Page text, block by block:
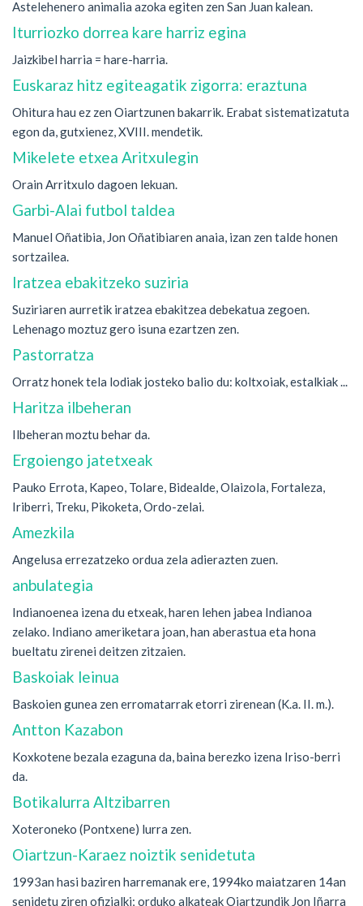
Astelehenero animalia azoka egiten zen San Juan kalean.
Iturriozko dorrea kare harriz egina
Jaizkibel harria = hare-harria.
Euskaraz hitz egiteagatik zigorra: eraztuna
Ohitura hau ez zen Oiartzunen bakarrik. Erabat sistematizatuta
egon da, gutxienez, XVIII. mendetik.
Mikelete etxea Aritxulegin
Orain Arritxulo dagoen lekuan.
Garbi-Alai futbol taldea
Manuel Oñatibia, Jon Oñatibiaren anaia, izan zen talde honen
sortzailea.
Iratzea ebakitzeko suziria
Suziriaren aurretik iratzea ebakitzea debekatua zegoen.
Lehenago moztuz gero isuna ezartzen zen.
Pastorratza
Orratz honek tela lodiak josteko balio du: koltxoiak, estalkiak ...
Haritza ilbeheran
Ilbeheran moztu behar da.
Ergoiengo jatetxeak
Pauko Errota, Kapeo, Tolare, Bidealde, Olaizola, Fortaleza,
Iriberri, Treku, Pikoketa, Ordo-zelai.
Amezkila
Angelusa errezatzeko ordua zela adierazten zuen.
anbulategia
Indianoenea izena du etxeak, haren lehen jabea Indianoa
zelako. Indiano ameriketara joan, han aberastua eta hona
bueltatu zirenei deitzen zitzaien.
Baskoiak leinua
Baskoien gunea zen erromatarrak etorri zirenean (K.a. II. m.).
Antton Kazabon
Koxkotene bezala ezaguna da, baina berezko izena Iriso-berri
da.
Botikalurra Altzibarren
Xoteroneko (Pontxene) lurra zen.
Oiartzun-Karaez noiztik senidetuta
1993an hasi baziren harremanak ere, 1994ko maiatzaren 14an
senidetu ziren ofizialki; orduko alkateak Oiartzundik Jon Iñarra